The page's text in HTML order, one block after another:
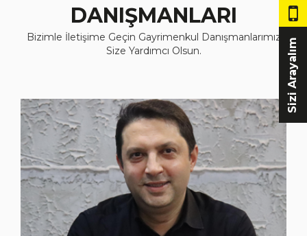
DANIŞMANLARI
Bizimle İletişime Geçin Gayrimenkul Danışmanlarımız
Size Yardımcı Olsun.
Sizi Arayalım